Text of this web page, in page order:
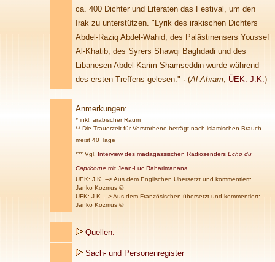
ca. 400 Dichter und Literaten das Festival, um den
Irak zu unterstützen. "Lyrik des irakischen Dichters
Abdel-Raziq Abdel-Wahid, des Palästinensers Youssef
Al-Khatib, des Syrers Shawqi Baghdadi und des
Libanesen Abdel-Karim Shamseddin wurde während
des ersten Treffens gelesen." · (Al-Ahram, ÜEK: J.K.)
Anmerkungen:
* inkl. arabischer Raum
** Die Trauerzeit für Verstorbene beträgt nach islamischen Brauch
meist 40 Tage
*** Vgl. Interview des madagassischen Radiosenders Echo du
Capricorne mit Jean-Luc Raharimanana
ÜEK: J.K. --> Aus dem Englischen Übersetzt und kommentiert:
Janko Kozmus ©
ÜFK: J.K. --> Aus dem Französischen übersetzt und kommentiert:
Janko Kozmus ©
Quellen:
Sach- und Personenregister